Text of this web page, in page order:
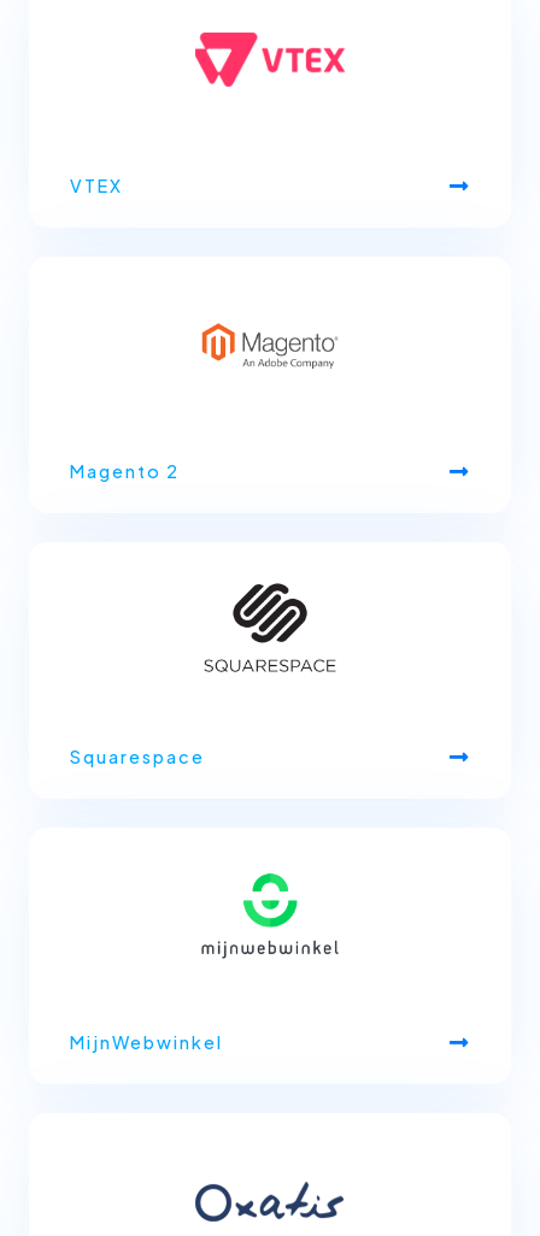
VTEX
Magento 2
Squarespace
MijnWebwinkel